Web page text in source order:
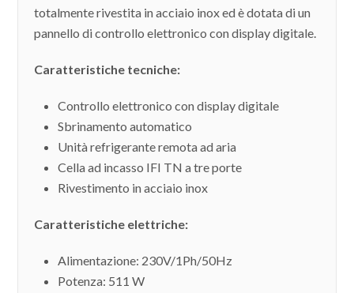
totalmente rivestita in acciaio inox ed è dotata di un
pannello di controllo elettronico con display digitale.
Caratteristiche tecniche:
Controllo elettronico con display digitale
Sbrinamento automatico
Unità refrigerante remota ad aria
Cella ad incasso IFI TN a tre porte
Rivestimento in acciaio inox
Caratteristiche elettriche:
Alimentazione: 230V/1Ph/50Hz
Potenza: 511 W